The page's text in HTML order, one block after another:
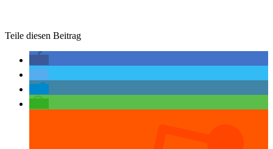
Teile diesen Beitrag